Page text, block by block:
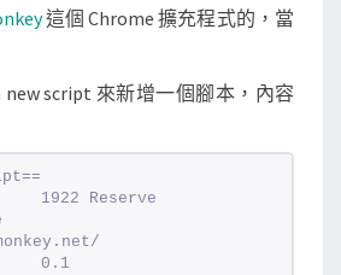
這個 Chrome 擴充程式的，當
new script 來新增一個腳本，內容
1922 Reserve
0.1